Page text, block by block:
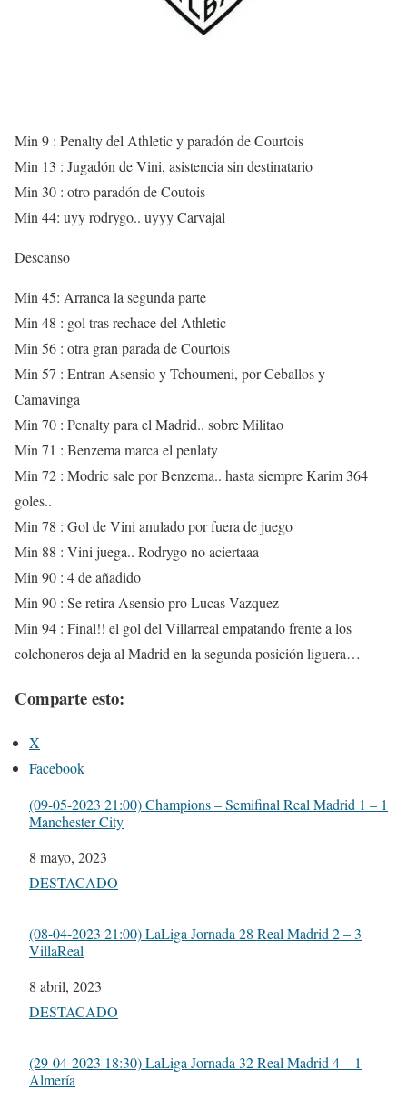
Min 9 : Penalty del Athletic y paradón de Courtois
Min 13 : Jugadón de Vini, asistencia sin destinatario
Min 30 : otro paradón de Coutois
Min 44: uyy rodrygo.. uyyy Carvajal
Descanso
Min 45: Arranca la segunda parte
Min 48 : gol tras rechace del Athletic
Min 56 : otra gran parada de Courtois
Min 57 : Entran Asensio y Tchoumeni, por Ceballos y
Camavinga
Min 70 : Penalty para el Madrid.. sobre Militao
Min 71 : Benzema marca el penlaty
Min 72 : Modric sale por Benzema.. hasta siempre Karim 364
goles..
Min 78 : Gol de Vini anulado por fuera de juego
Min 88 : Vini juega.. Rodrygo no aciertaaa
Min 90 : 4 de añadido
Min 90 : Se retira Asensio pro Lucas Vazquez
Min 94 : Final!! el gol del Villarreal empatando frente a los
colchoneros deja al Madrid en la segunda posición liguera…
Comparte esto:
X
Facebook
(09-05-2023 21:00) Champions – Semifinal Real Madrid 1 – 1
Manchester City
Fecha
8 mayo, 2023
Respecto a
DESTACADO
(08-04-2023 21:00) LaLiga Jornada 28 Real Madrid 2 – 3
VillaReal
Fecha
8 abril, 2023
Respecto a
DESTACADO
(29-04-2023 18:30) LaLiga Jornada 32 Real Madrid 4 – 1
Almería